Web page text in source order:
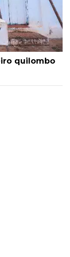
quilombo